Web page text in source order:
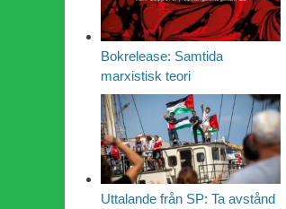
Bokrelease: Samtida
marxistisk teori
Uttalande från SP: Ta avstånd